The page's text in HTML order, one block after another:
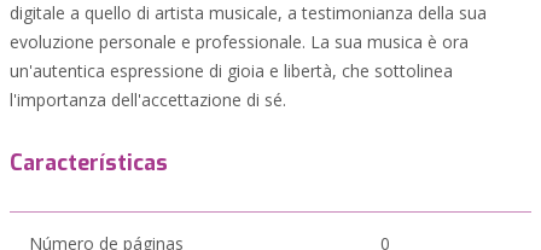
digitale a quello di artista musicale, a testimonianza della sua
evoluzione personale e professionale. La sua musica è ora
un'autentica espressione di gioia e libertà, che sottolinea
l'importanza dell'accettazione di sé.
Características
Número de páginas 0